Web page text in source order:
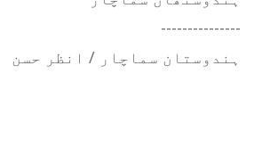
---------------
ہندوستان سماچار / انظر حسن